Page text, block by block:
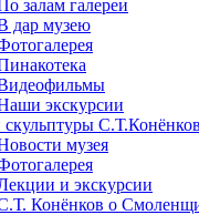
залам галереи
дар музею
экскурсии
музея
и экскурсии
Конёнков о